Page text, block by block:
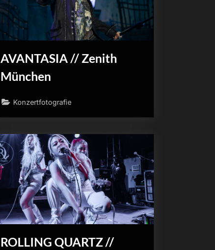
AVANTASIA // Zenith
München
Konzertfotografie
ROLLING QUARTZ //